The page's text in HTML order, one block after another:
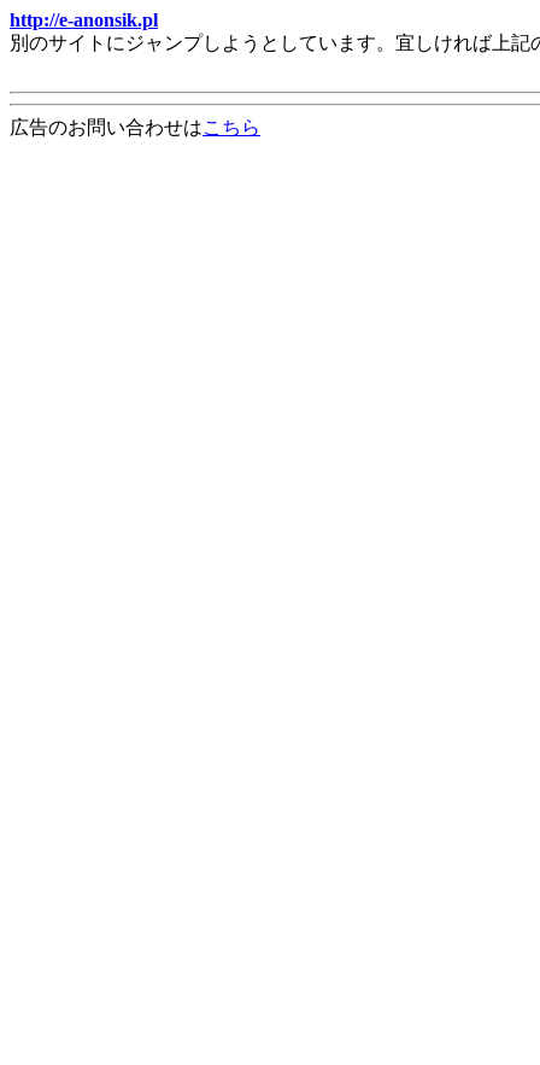
http://e-anonsik.pl
別のサイトにジャンプしようとしています。宜しければ上
広告のお問い合わせはこちら